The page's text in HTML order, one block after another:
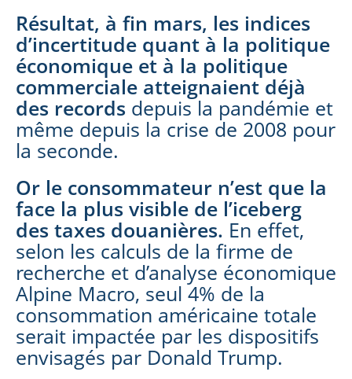
Résultat, à fin mars, les indices
d’incertitude quant à la politique
économique et à la politique
commerciale atteignaient déjà
des records depuis la pandémie et
même depuis la crise de 2008 pour
la seconde.
Or le consommateur n’est que la
face la plus visible de l’iceberg
des taxes douanières. En effet,
selon les calculs de la firme de
recherche et d’analyse économique
Alpine Macro, seul 4% de la
consommation américaine totale
serait impactée par les dispositifs
envisagés par Donald Trump.